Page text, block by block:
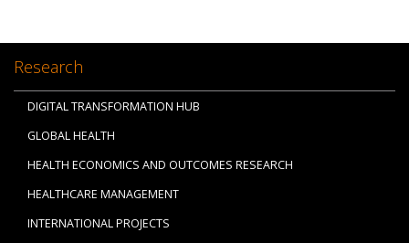
Research
DIGITAL TRANSFORMATION HUB
GLOBAL HEALTH
HEALTH ECONOMICS AND OUTCOMES RESEARCH
HEALTHCARE MANAGEMENT
INTERNATIONAL PROJECTS